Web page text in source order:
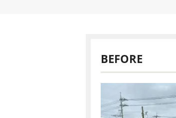
BEFORE